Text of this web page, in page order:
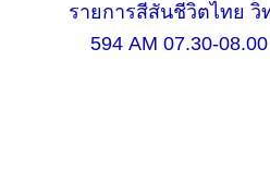
รายการสีสันชีวิตไทย วิท
594 AM 07.30-08.00